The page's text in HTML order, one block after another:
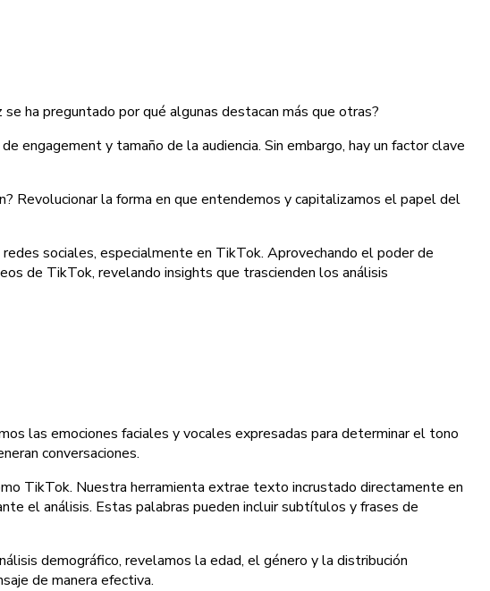
ha preguntado por qué algunas destacan más que otras?
engagement y tamaño de la audiencia. Sin embargo, hay un factor clave
Revolucionar la forma en que entendemos y capitalizamos el papel del
sociales, especialmente en TikTok. Aprovechando el poder de
de TikTok, revelando insights que trascienden los análisis
las emociones faciales y vocales expresadas para determinar el tono
conversaciones.
TikTok. Nuestra herramienta extrae texto incrustado directamente en
el análisis. Estas palabras pueden incluir subtítulos y frases de
demográfico, revelamos la edad, el género y la distribución
de manera efectiva.